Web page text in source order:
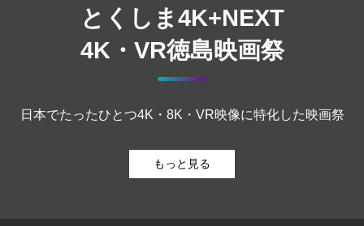
とくしま4K+NEXT
4K・VR徳島映画祭
日本でたったひとつ4K・8K・VR映像に特化した映画祭
もっと見る